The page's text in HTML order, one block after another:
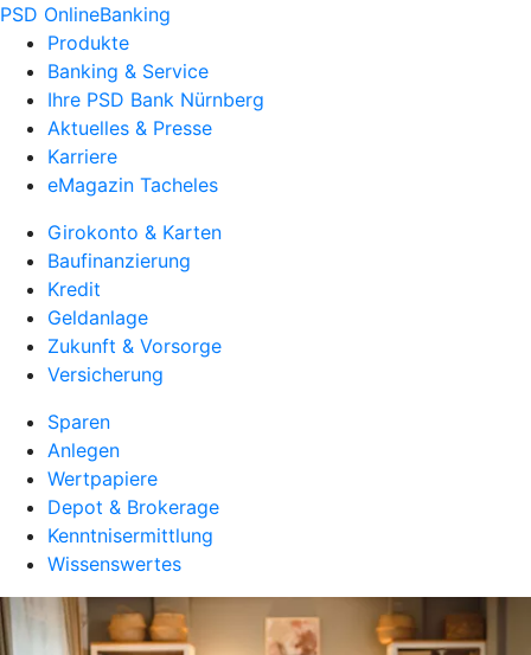
PSD OnlineBanking
Produkte
Banking & Service
Ihre PSD Bank Nürnberg
Aktuelles & Presse
Karriere
eMagazin Tacheles
Girokonto & Karten
Baufinanzierung
Kredit
Geldanlage
Zukunft & Vorsorge
Versicherung
Sparen
Anlegen
Wertpapiere
Depot & Brokerage
Kenntnisermittlung
Wissenswertes